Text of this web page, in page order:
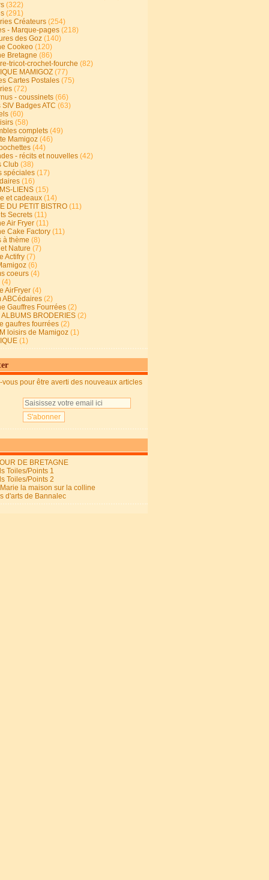
(322)
(291)
Créateurs (254)
- Marque-pages (218)
des Goz (140)
Cookeo (120)
Bretagne (86)
tricot-crochet-fourche (82)
MAMIGOZ (77)
Cartes Postales (75)
(72)
- coussinets (66)
Badges ATC (63)
(60)
(58)
complets (49)
Mamigoz (46)
(44)
- récits et nouvelles (42)
Club (38)
spéciales (17)
(16)
LIENS (15)
et cadeaux (14)
DU PETIT BISTRO (11)
Secrets (11)
Air Fryer (11)
Cake Factory (11)
à thème (8)
Nature (7)
Actifry (7)
(6)
coeurs (4)
(4)
AirFryer (4)
ABCédaires (2)
Gauffres Fourrées (2)
ALBUMS BRODERIES (2)
gaufres fourrées (2)
loisirs de Mamigoz (1)
(1)
vous pour être averti des nouveaux articles
DE BRETAGNE
Toiles/Points 1
Toiles/Points 2
la maison sur la colline
d'arts de Bannalec